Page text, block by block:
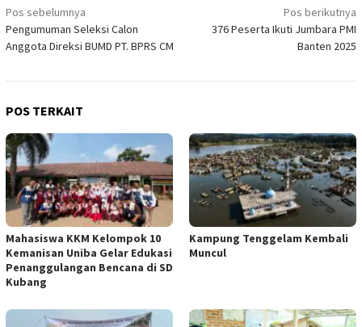
Navigasi
pos
Pos sebelumnya
Pengumuman Seleksi Calon
Anggota Direksi BUMD PT. BPRS CM
Pos berikutnya
376 Peserta Ikuti Jumbara PMI
Banten 2025
POS TERKAIT
Mahasiswa KKM Kelompok 10
Kemanisan Uniba Gelar Edukasi
Penanggulangan Bencana di SD
Kubang
Kampung Tenggelam Kembali
Muncul